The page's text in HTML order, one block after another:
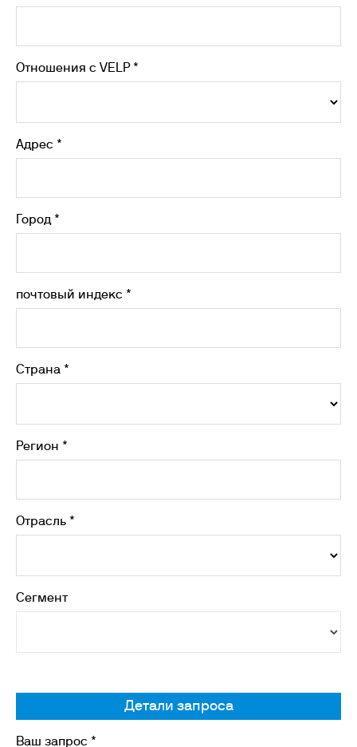
Отношения с VELP *
Адрес *
Город *
почтовый индекс *
Страна *
Регион *
Отрасль *
Сегмент
Детали запроса
Ваш запрос *